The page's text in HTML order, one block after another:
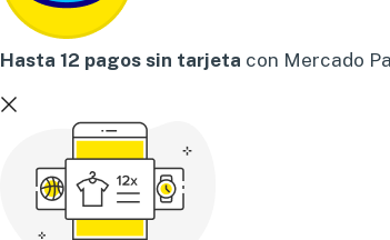
Hasta 12 pagos sin tarjeta con Mercado